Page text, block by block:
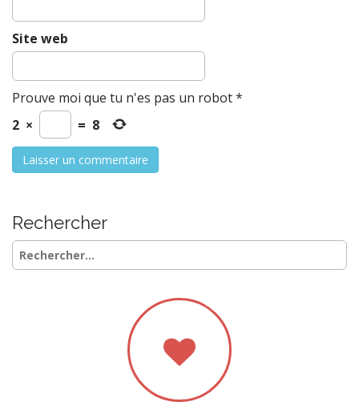
Site web
Prouve moi que tu n'es pas un robot*
2 × = 8
Rechercher
Rechercher :